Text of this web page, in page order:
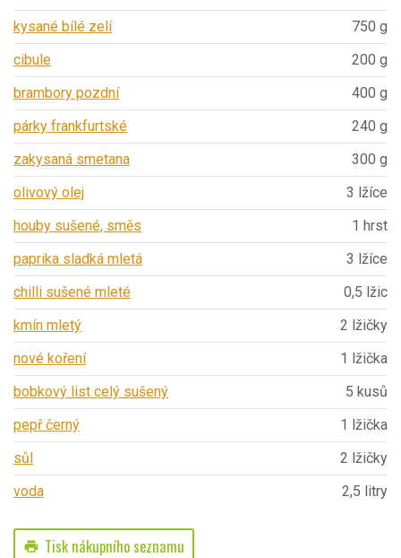
kysané bílé zelí
750 g
cibule
200 g
brambory pozdní
400 g
párky frankfurtské
240 g
zakysaná smetana
300 g
olivový olej
3 lžíce
houby sušené, směs
1 hrst
paprika sladká mletá
3 lžíce
chilli sušené mleté
0,5 lžic
kmín mletý
2 lžičky
nové koření
1 lžička
bobkový list celý sušený
5 kusů
pepř černý
1 lžička
sůl
2 lžičky
voda
2,5 litry
print Tisk nákupního seznamu